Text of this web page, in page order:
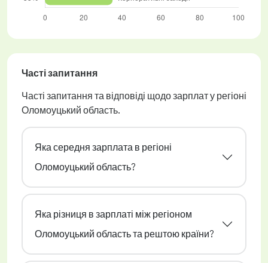
Часті запитання
Часті запитання та відповіді щодо зарплат у регіоні
Оломоуцький область.
Яка середня зарплата в регіоні
Оломоуцький область?
Яка різниця в зарплаті між регіоном
Оломоуцький область та рештою країни?